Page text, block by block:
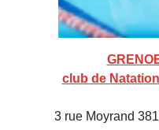
club de
3 rue Moyrand